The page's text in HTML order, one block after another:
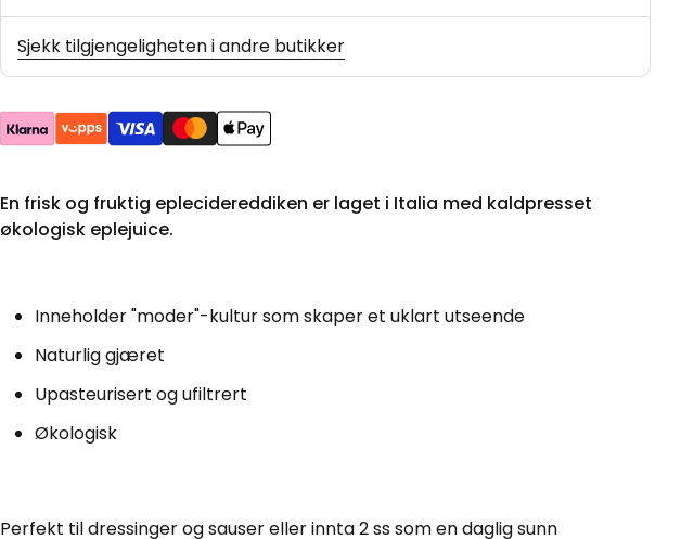
Sjekk tilgjengeligheten i andre butikker
En frisk og fruktig eplecidereddiken er laget i Italia med kaldpresset
økologisk eplejuice.
Inneholder "moder"-kultur som skaper et uklart utseende
Naturlig gjæret
Upasteurisert og ufiltrert
Økologisk
Perfekt til dressinger og sauser eller innta 2 ss som en daglig sunn